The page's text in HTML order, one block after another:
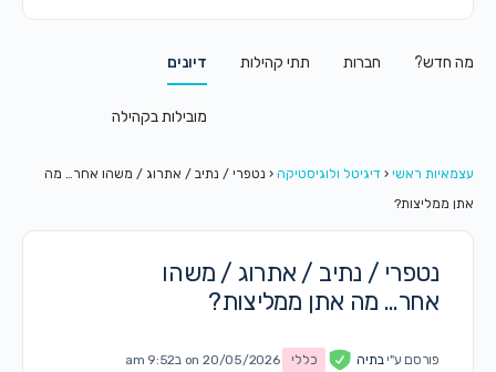
מה חדש? חברות תתי קהילות דיונים
מובילות בקהילה
עצמאיות ראשי ‹ דיגיטל ולוגיסטיקה ‹ נטפרי / נתיב / אתרוג / משהו אחר… מה
אתן ממליצות?
נטפרי / נתיב / אתרוג / משהו
אחר… מה אתן ממליצות?
פורסם ע"יבתיה כללי on 20/05/2026 ב9:52 am